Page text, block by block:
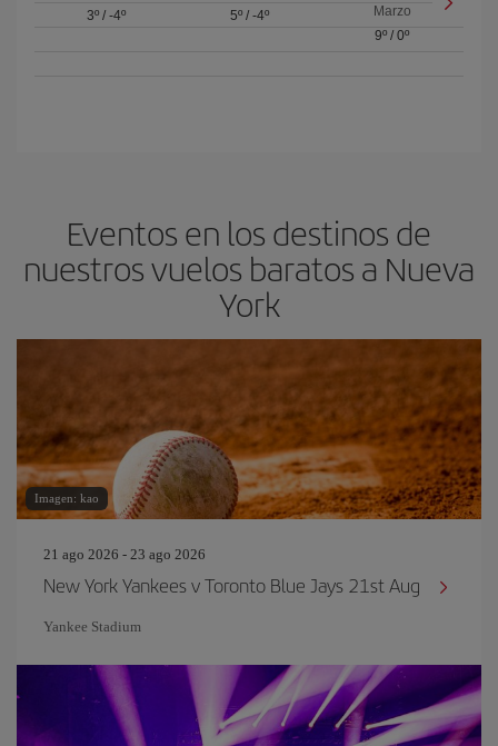
3º/ -4º
5º/ -4º
Marzo
9º /0º
Eventos en los destinos de
nuestros vuelos baratos a Nueva
York
Imagen: kao
21 ago 2026 - 23 ago 2026
New York Yankees v Toronto Blue Jays 21st Aug
Yankee Stadium